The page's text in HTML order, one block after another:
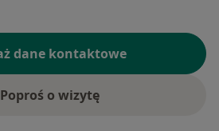
dane kontaktowe
Poproś o wizytę